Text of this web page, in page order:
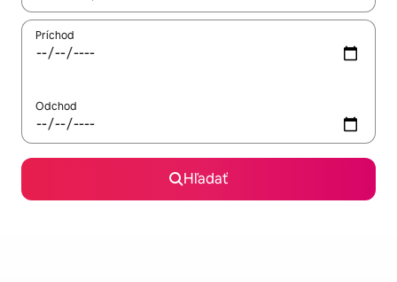
Príchod
Odchod
Hľadať